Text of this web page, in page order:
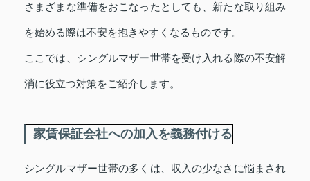
さまざまな準備をおこなったとしても、新たな取り組み
を始める際は不安を抱きやすくなるものです。
ここでは、シングルマザー世帯を受け入れる際の不安解
消に役立つ対策をご紹介します。
家賃保証会社への加入を義務付ける
シングルマザー世帯の多くは、収入の少なさに悩まされ